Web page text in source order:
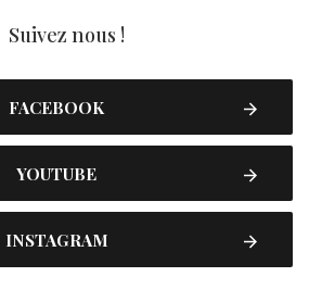
Suivez nous !
FACEBOOK
YOUTUBE
INSTAGRAM